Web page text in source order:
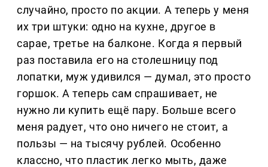
случайно, просто по акции. А теперь у меня
их три штуки: одно на кухне, другое в
сарае, третье на балконе. Когда я первый
раз поставила его на столешницу под
лопатки, муж удивился — думал, это просто
горшок. А теперь сам спрашивает, не
нужно ли купить ещё пару. Больше всего
меня радует, что оно ничего не стоит, а
пользы — на тысячу рублей. Особенно
классно, что пластик легко мыть, даже